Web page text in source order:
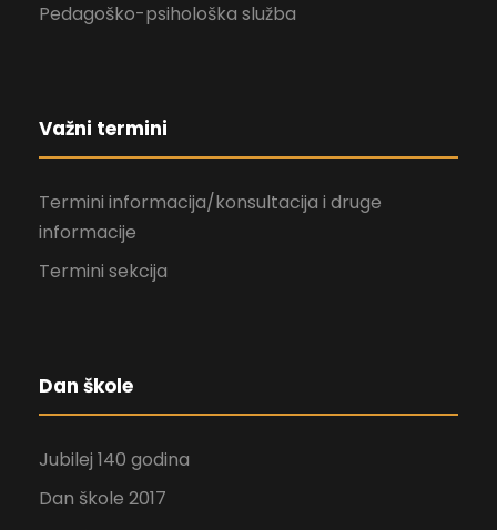
Pedagoško-psihološka služba
Važni termini
Termini informacija/konsultacija i druge
informacije
Termini sekcija
Dan škole
Jubilej 140 godina
Dan škole 2017